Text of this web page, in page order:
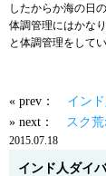
したからか海の日
体調管理にはかな
と体調管理をして
« prev： イン
» next：
スク荒
2015.07.18
インド人ダイ